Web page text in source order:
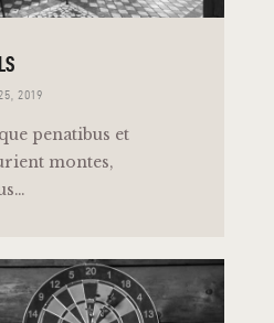
2019
penatibus et
montes,